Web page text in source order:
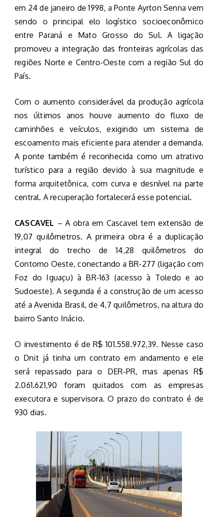
em 24 de janeiro de 1998, a Ponte Ayrton Senna vem
sendo o principal elo logístico socioeconômico
entre Paraná e Mato Grosso do Sul. A ligação
promoveu a integração das fronteiras agrícolas das
regiões Norte e Centro-Oeste com a região Sul do
País.
Com o aumento considerável da produção agrícola
nos últimos anos houve aumento do fluxo de
caminhões e veículos, exigindo um sistema de
escoamento mais eficiente para atender a demanda.
A ponte também é reconhecida como um atrativo
turístico para a região devido à sua magnitude e
forma arquitetônica, com curva e desnível na parte
central. A recuperação fortalecerá esse potencial.
CASCAVEL – A obra em Cascavel tem extensão de
19,07 quilômetros. A primeira obra é a duplicação
integral do trecho de 14,28 quilômetros do
Contorno Oeste, conectando a BR-277 (ligação com
Foz do Iguaçu) à BR-163 (acesso à Toledo e ao
Sudoeste). A segunda é a construção de um acesso
até a Avenida Brasil, de 4,7 quilômetros, na altura do
bairro Santo Inácio.
O investimento é de R$ 101.558.972,39. Nesse caso
o Dnit já tinha um contrato em andamento e ele
será repassado para o DER-PR, mas apenas R$
2.061.621,90 foram quitados com as empresas
executora e supervisora. O prazo do contrato é de
930 dias.